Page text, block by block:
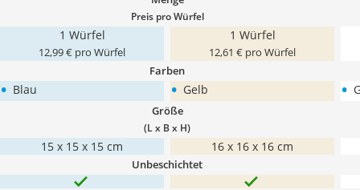
Preis pro Würfel
1 Würfel
12,99 € pro Würfel
1 Würfel
12,61 € pro Würfel
Farben
• Blau • Gelb •
Größe
(L x B x H)
15 x 15 x 15 cm 16 x 16 x 16 cm
Unbeschichtet